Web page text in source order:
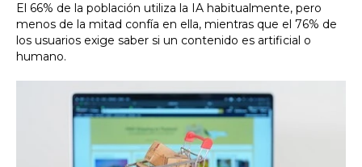
El 66% de la población utiliza la IA habitualmente, pero
menos de la mitad confía en ella, mientras que el 76% de
los usuarios exige saber si un contenido es artificial o
humano.